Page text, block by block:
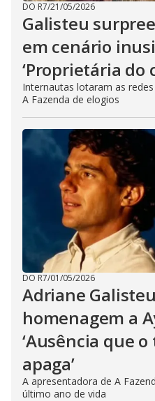
DO R7/21/05/2026
Galisteu
em cenário
‘Proprietária do
Internautas lotaram as
A Fazenda de elogios
DO R7/01/05/2026
Adriane
homenagem a
‘Ausência que
apaga’
A apresentadora de A
último ano de vida